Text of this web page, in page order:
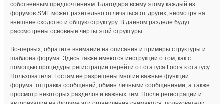
собственным предпочтениям. Благодаря всему этому каждый из
форумов SMF может разительно отличаться от других, несмотря на
внешнее сходство и общую структуру. В данном разделе будут
рассмотрены основные черты этой структуры.
Во-первых, обратите внимание на описания и примеры структуры и
шаблона форума. Здесь также имеются инструкции о том, как с
помощью процедуры регистрации перейти от статуса Гостя к статусу
Пользователя. Гостям не разрешены многие важные функции
форума: отправка сообщений, обмен личными сообщениями, а также
просмотр некоторых разделов и важных тем. После регистрации и